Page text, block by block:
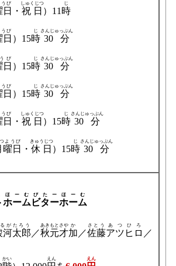
日
び
・ 祝日
しゅくじつ
）11 時
じ
日
び
）15時
じ
30分
さんじゅっぷん
び
）15時
じ
30分
さんじゅっぷん
び
）15時
じ
30分
さんじゅっぷん
日
び
・ 祝日
しゅくじつ
）15時
じ
30分
さんじゅっぷん
曜日
ようび
・ 休日
きゅうじつ
）15時
じ
30分
さんじゅっぷん
ホームビターホーム
ほーむびたーほーむ
河
が
太郎
たろう
／秋元
あきもと
才
さや
加
か
／佐藤
さとう
アツ
あつ
ヒロ
ひろ
／
かい えん えん